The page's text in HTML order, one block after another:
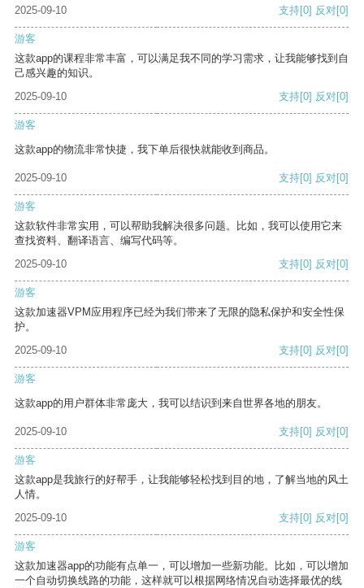
2025-09-10
支持[0] 反对[0]
游客
这款app的课程非常丰富，可以满足我不同的学习需求，让我能够找到自
己感兴趣的知识。
2025-09-10
支持[0] 反对[0]
游客
这款app的物流非常快捷，我下单后很快就能收到商品。
2025-09-10 支持[0] 反对[0]
游客
这款软件非常实用，可以帮助我解决很多问题。比如，我可以使用它来
查找资料、翻译语言、编写代码等。
2025-09-10
支持[0] 反对[0]
游客
这款加速器VPM应用程序已经为我们带来了无限的隐私保护和安全性保
护。
2025-09-10
支持[0] 反对[0]
游客
这款app的用户群体非常庞大，我可以结识到来自世界各地的朋友。
2025-09-10 支持[0] 反对[0]
游客
这款app是我旅行的好帮手，让我能够轻松找到目的地，了解当地的风土
人情。
2025-09-10
支持[0] 反对[0]
游客
这款加速器app的功能有点单一，可以增加一些新功能。比如，可以增加
一个自动切换线路的功能，这样就可以根据网络情况自动选择最优的线